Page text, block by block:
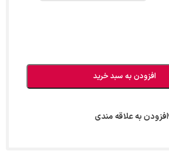
افزودن به سبد خرید
افزودن به علاقه مندی